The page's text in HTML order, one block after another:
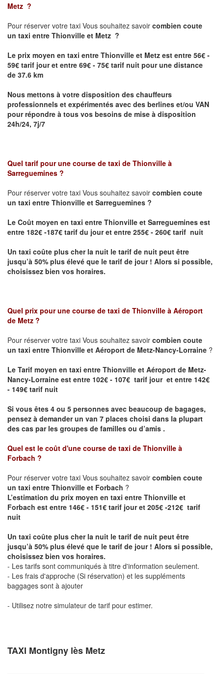
Metz ?
Pour réserver votre taxi Vous souhaitez savoir combien coute
un taxi entre Thionville et Metz ?
Le prix moyen en taxi entre Thionville et Metz est entre 56€ -
59€ tarif jour et entre 69€ - 75€ tarif nuit pour une distance
de 37.6 km
Nous mettons à votre disposition des chauffeurs
professionnels et expérimentés avec des berlines et/ou VAN
pour répondre à tous vos besoins de mise à disposition
24h/24, 7j/7
Quel tarif pour une course de taxi de Thionville à
Sarreguemines ?
Pour réserver votre taxi Vous souhaitez savoir combien coute
un taxi entre Thionville et Sarreguemines ?
Le Coût moyen en taxi entre Thionville et Sarreguemines est
entre 182€ -187€ tarif du jour et entre 255€ - 260€ tarif nuit
Un taxi coûte plus cher la nuit le tarif de nuit peut être
jusqu’à 50% plus élevé que le tarif de jour ! Alors si possible,
choisissez bien vos horaires.
Quel prix pour une course de taxi de Thionville à Aéroport
de Metz ?
Pour réserver votre taxi Vous souhaitez savoir combien coute
un taxi entre Thionville et Aéroport de Metz-Nancy-Lorraine ?
Le Tarif moyen en taxi entre Thionville et Aéroport de Metz-
Nancy-Lorraine est entre 102€ - 107€ tarif jour et entre 142€
- 149€ tarif nuit
Si vous êtes 4 ou 5 personnes avec beaucoup de bagages,
pensez à demander un van 7 places choisi dans la plupart
des cas par les groupes de familles ou d’amis .
Quel est le coût d'une course de taxi de Thionville à
Forbach ?
Pour réserver votre taxi Vous souhaitez savoir combien coute
un taxi entre Thionville et Forbach ?
L’estimation du prix moyen en taxi entre Thionville et
Forbach est entre 146€ - 151€ tarif jour et 205€ -212€ tarif
nuit
Un taxi coûte plus cher la nuit le tarif de nuit peut être
jusqu’à 50% plus élevé que le tarif de jour ! Alors si possible,
choisissez bien vos horaires.
- Les tarifs sont communiqués à titre d'information seulement.
- Les frais d'approche (Si réservation) et les suppléments
baggages sont à ajouter
- Utilisez notre simulateur de tarif pour estimer.
TAXI Montigny lès Metz